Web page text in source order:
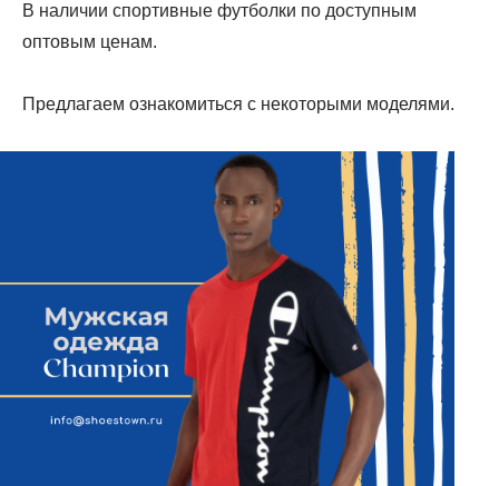
В наличии спортивные футболки по доступным
оптовым ценам.
Предлагаем ознакомиться с некоторыми моделями.